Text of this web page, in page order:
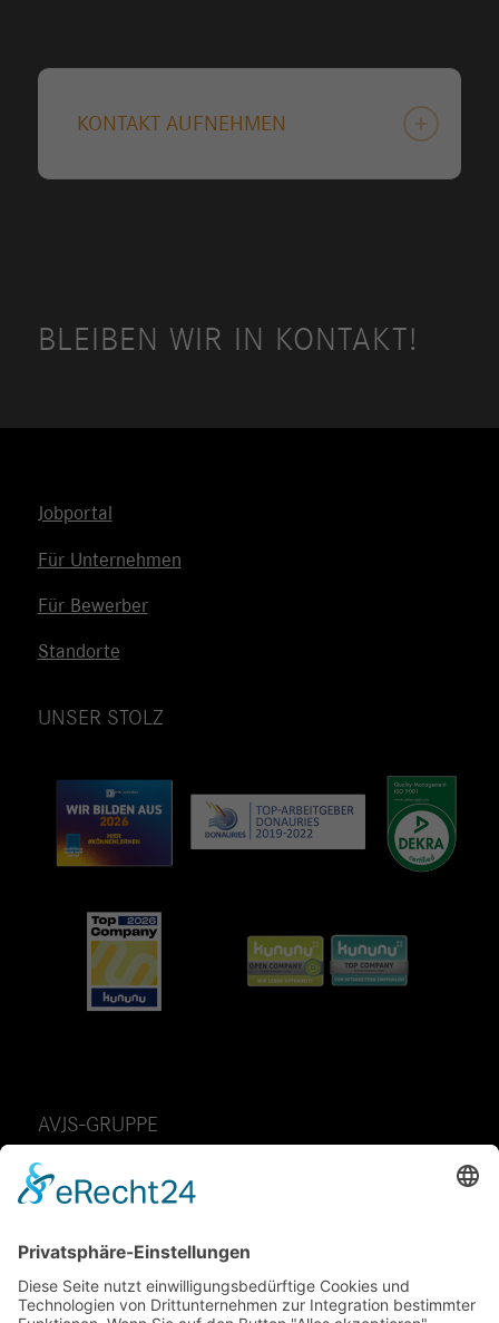
KONTAKT AUFNEHMEN
BLEIBEN WIR IN KONTAKT!
Jobportal
Für Unternehmen
Für Bewerber
Standorte
UNSER STOLZ
AVJS-GRUPPE
AvJS Personal auf Zeit GmbH
Telefon: 49 (0) 9 06 – 7 05 85 -0
Telefax: 49 (0) 9 06 – 7 05 85 70